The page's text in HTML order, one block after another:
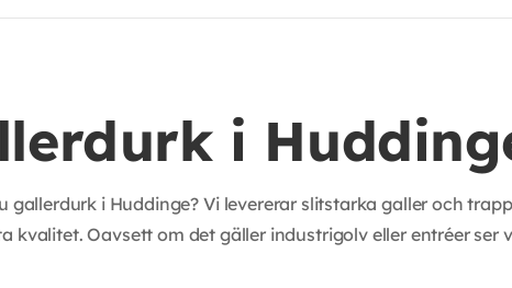
i
gallerdurk i Huddinge? Vi levererar slitstarka galler och
kvalitet. Oavsett om det gäller industrigolv eller entréer